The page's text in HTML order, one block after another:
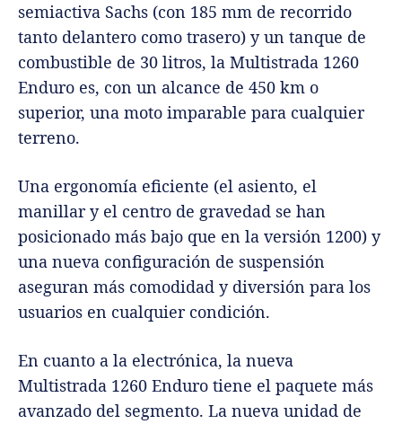
semiactiva Sachs (con 185 mm de recorrido
tanto delantero como trasero) y un tanque de
combustible de 30 litros, la Multistrada 1260
Enduro es, con un alcance de 450 km o
superior, una moto imparable para cualquier
terreno.
Una ergonomía eficiente (el asiento, el
manillar y el centro de gravedad se han
posicionado más bajo que en la versión 1200) y
una nueva configuración de suspensión
aseguran más comodidad y diversión para los
usuarios en cualquier condición.
En cuanto a la electrónica, la nueva
Multistrada 1260 Enduro tiene el paquete más
avanzado del segmento. La nueva unidad de